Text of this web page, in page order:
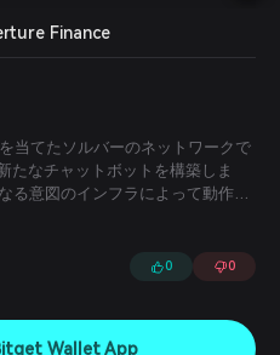
Finance
当てたソルバーのネットワークで
たなチャットボットを構築しま
る意図のインフラによって動作
述べる」ことを可能にします。よ
0 0
Wallet App